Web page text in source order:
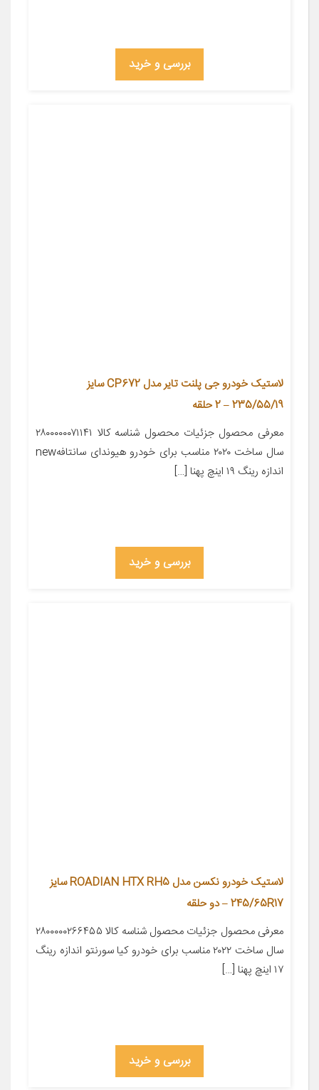
بررسی و خرید
لاستیک خودرو جی پلنت تایر مدل CP672 سایز
235/55/19 – 2 حلقه
معرفی محصول جزئیات محصول شناسه کالا ۲۸۰۰۰۰۰۰۷۱۱۴۱
سال ساخت ۲۰۲۰ مناسب برای خودرو هیوندای سانتافهnew
اندازه رینگ ۱۹ اینچ پهنا […]
بررسی و خرید
لاستیک خودرو نکسن مدل ROADIAN HTX RH5 سایز
245/65R17 – دو حلقه
معرفی محصول جزئیات محصول شناسه کالا ۲۸۰۰۰۰۰۲۶۶۴۵۵
سال ساخت ۲۰۲۲ مناسب برای خودرو کیا سورنتو اندازه رینگ
۱۷ اینچ پهنا […]
بررسی و خرید